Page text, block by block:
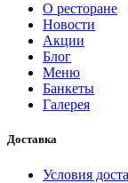
О ресторане
Новости
Акции
Блог
Меню
Банкеты
Галерея
Доставка
Условия